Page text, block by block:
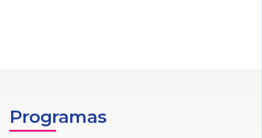
Programas